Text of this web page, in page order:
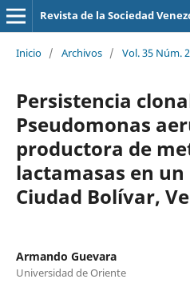
Revista de la Sociedad
Inicio / Archivos / Vol. 35 Núm.
Persistencia
Pseudomonas
productora de
lactamasas en
Ciudad Bolívar,
Armando Guevara
Universidad de Oriente